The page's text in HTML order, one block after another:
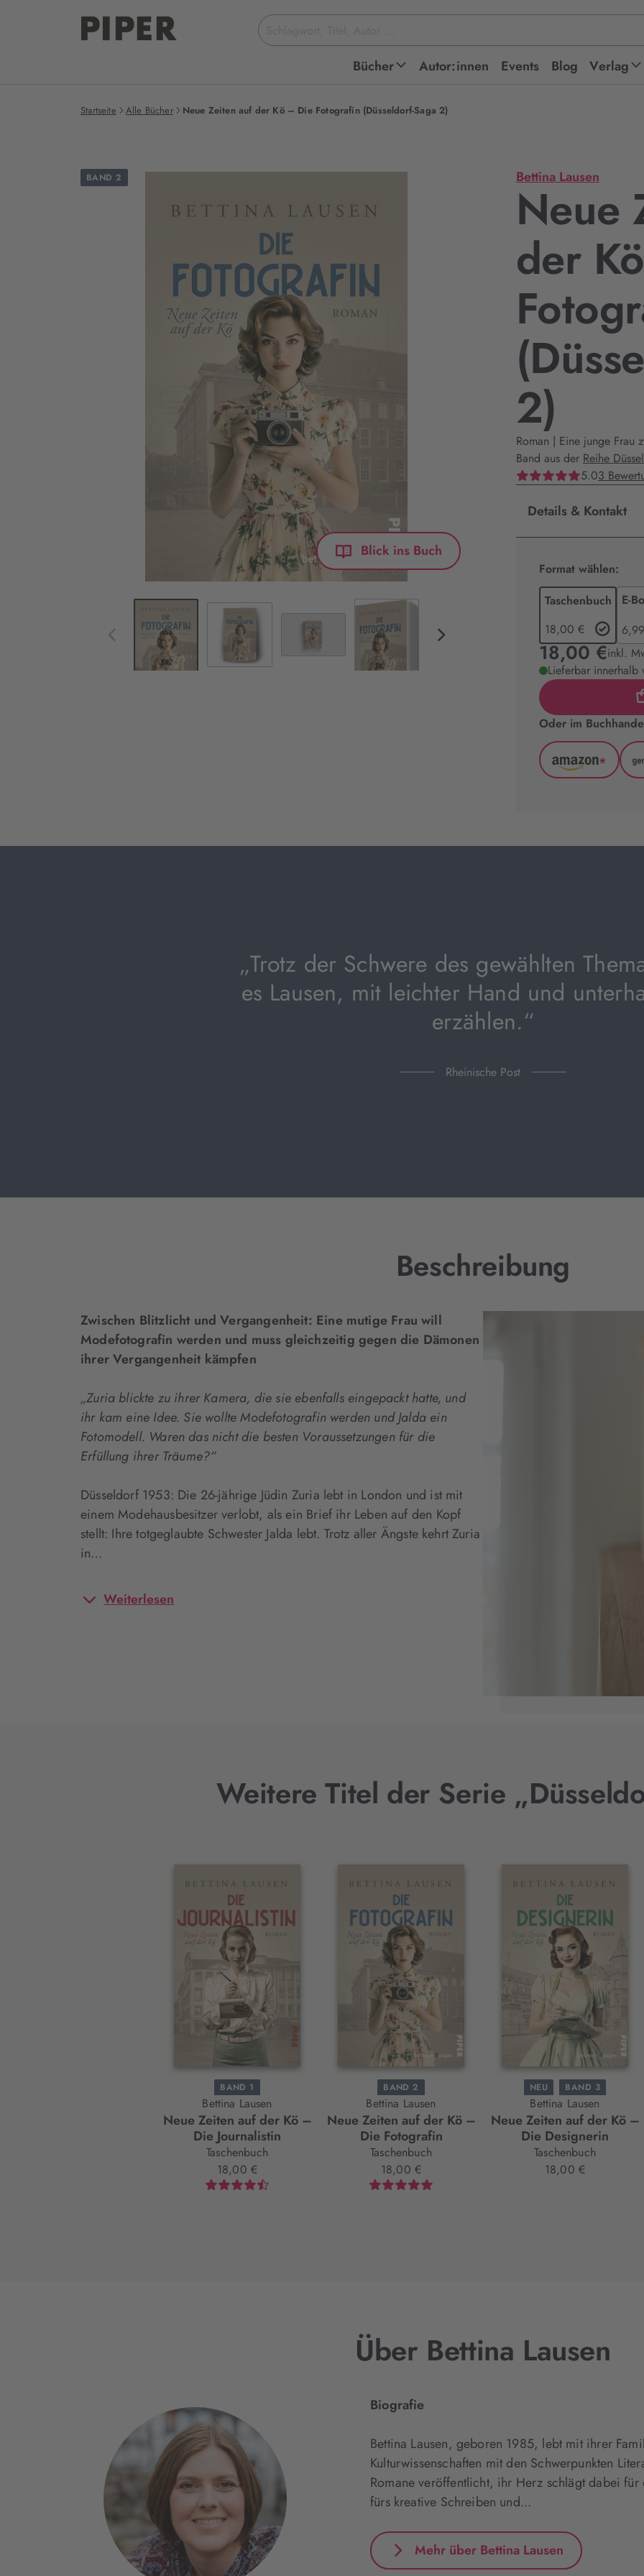
Suchbegriff
eingeben
Bücher Autor:innen Events Blog Verlag
Startseite Alle Bücher Neue Zeiten auf der Kö – Die Fotografin (Düsseldorf-Saga 2)
BAND 2
Blick ins Buch
Produktbilder
Bettina Lausen
Neue
der
2)
Roman | Eine junge Frau
Band aus der Reihe
5.03
Details & Kontakt
Format wählen:
Taschenbuch
18,00 €
E-
18,00 €inkl.
Lieferbar innerhalb
Oder im
Amazon
geöffnet)
*
„Trotz der Schwere des gewählten
es Lausen, mit leichter Hand und
erzählen.“
Rheinische Post
Beschreibung
Zwischen Blitzlicht und Vergangenheit: Eine mutige Frau will
Modefotografin werden und muss gleichzeitig gegen die Dämonen
ihrer Vergangenheit kämpfen
„Zuria blickte zu ihrer Kamera, die sie ebenfalls eingepackt hatte, und
ihr kam eine Idee. Sie wollte Modefotografin werden und Jalda ein
Fotomodell. Waren das nicht die besten Voraussetzungen für die
Erfüllung ihrer Träume?“
Düsseldorf 1953: Die 26-jährige Jüdin Zuria lebt in London und ist mit
einem Modehausbesitzer verlobt, als ein Brief ihr Leben auf den Kopf
stellt: Ihre totgeglaubte Schwester Jalda lebt. Trotz aller Ängste kehrt Zuria
in…
Weiterlesen
Weitere Titel der Serie
Interaktives
Slider-
Element
BAND 1
Bettina Lausen
Neue Zeiten auf der Kö –
Die Journalistin
Taschenbuch
18,00 €
BAND 2
Bettina Lausen
Neue Zeiten auf der Kö –
Die Fotografin
Taschenbuch
18,00 €
NEU BAND 3
Bettina Lausen
Neue Zeiten auf der Kö –
Die Designerin
Taschenbuch
18,00 €
Über Bettina Lausen
Biografie
Bettina Lausen, geboren 1985, lebt mit ihrer
Kulturwissenschaften mit den Schwerpunkten
Romane veröffentlicht, ihr Herz schlägt dabei
fürs kreative Schreiben und...
Mehr über Bettina Lausen